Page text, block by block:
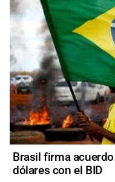
Brasil firma
dólares con el BID